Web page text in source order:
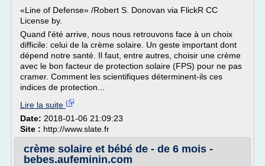
«Line of Defense» /Robert S. Donovan via FlickR CC
License by.
Quand l'été arrive, nous nous retrouvons face à un choix
difficile: celui de la crème solaire. Un geste important dont
dépend notre santé. Il faut, entre autres, choisir une crème
avec le bon facteur de protection solaire (FPS) pour ne pas
cramer. Comment les scientifiques déterminent-ils ces
indices de protection...
Lire la suite
Date: 2018-01-06 21:09:23
Site : http://www.slate.fr
crème solaire et bébé de - de 6 mois -
bebes.aufeminin.com